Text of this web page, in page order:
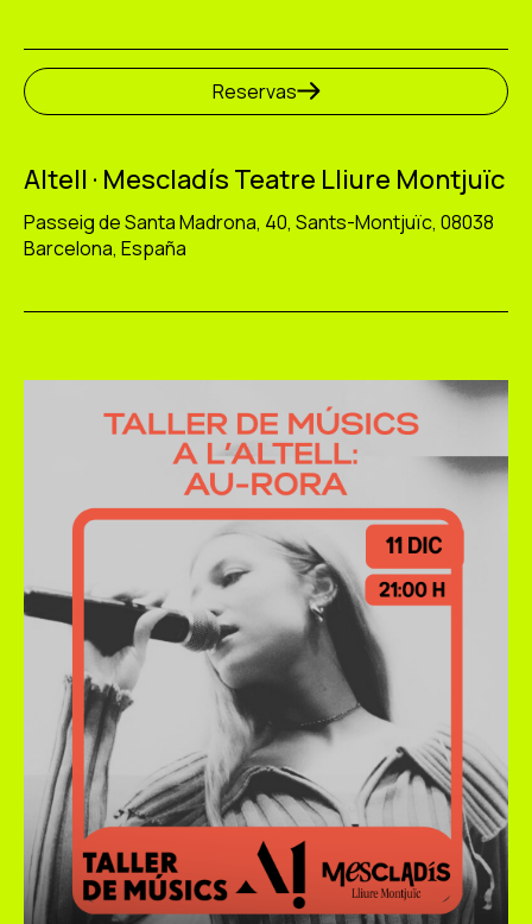
Reservas
Altell · Mescladís Teatre Lliure Montjuïc
Passeig de Santa Madrona, 40, Sants-Montjuïc, 08038
Barcelona, España